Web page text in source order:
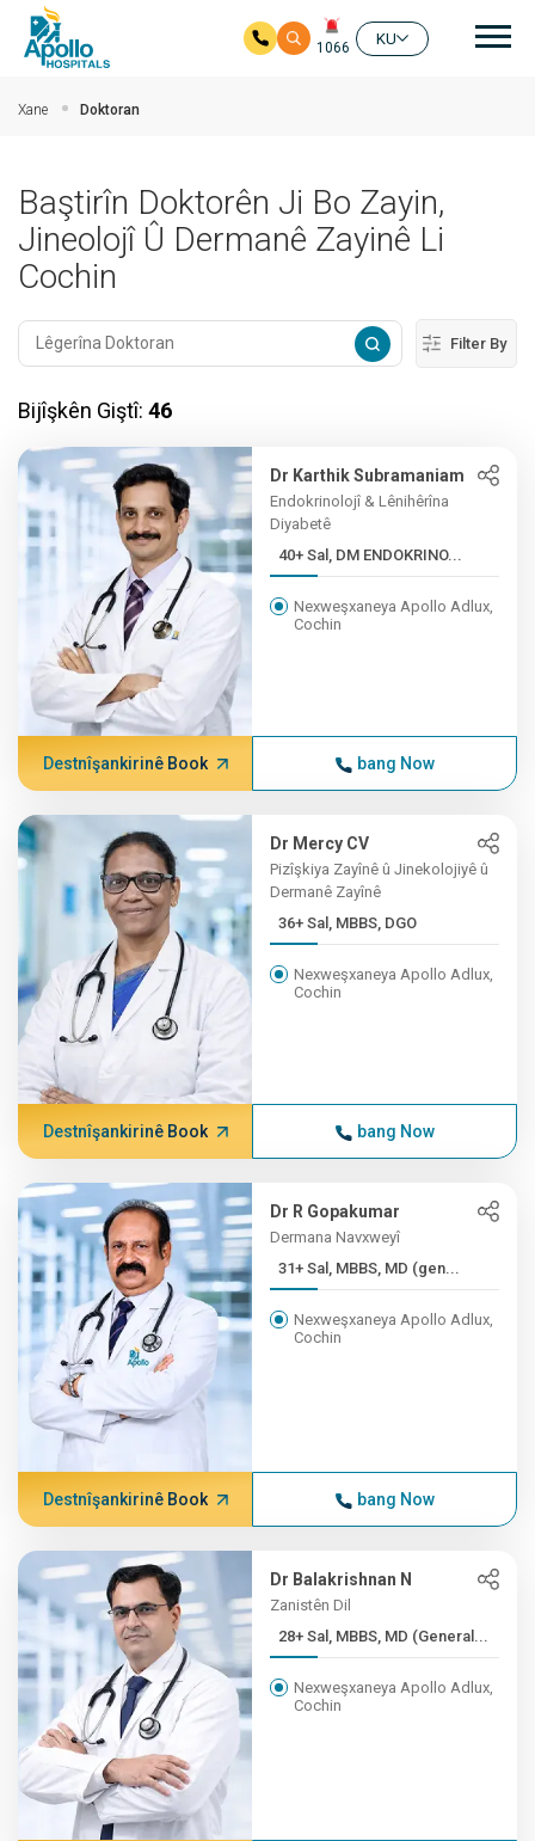
1066
KU
Xane Doktoran
Baştirîn Doktorên Ji Bo Zayin,
Jineolojî Û Dermanê Zayinê Li
Cochin
Filter By
Bijîşkên Giştî: 46
Dr Karthik Subramaniam
Endokrinolojî & Lênihêrîna
Diyabetê
40+ Sal, DM ENDOKRINO...
Nexweşxaneya Apollo Adlux,
Cochin
Destnîşankirinê Book bang Now
Dr Mercy CV
Pizîşkiya Zayînê û Jinekolojiyê û
Dermanê Zayînê
36+ Sal, MBBS, DGO
Nexweşxaneya Apollo Adlux,
Cochin
Destnîşankirinê Book bang Now
Dr R Gopakumar
Dermana Navxweyî
31+ Sal, MBBS, MD (gen...
Nexweşxaneya Apollo Adlux,
Cochin
Destnîşankirinê Book bang Now
Dr Balakrishnan N
Zanistên Dil
28+ Sal, MBBS, MD (General...
Nexweşxaneya Apollo Adlux,
Cochin